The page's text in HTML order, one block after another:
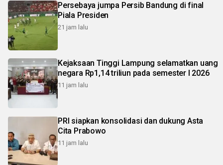
Persebaya jumpa Persib Bandung di final
Piala Presiden
21 jam lalu
Kejaksaan Tinggi Lampung selamatkan uang
negara Rp1,14 triliun pada semester I 2026
11 jam lalu
PRI siapkan konsolidasi dan dukung Asta
Cita Prabowo
11 jam lalu